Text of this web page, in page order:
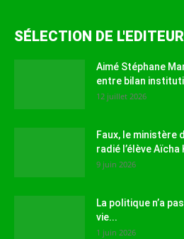
SÉLECTION DE L'EDITEUR
Aimé Stéphane
entre bilan
12 juillet 2026
Faux, le ministère
radié l’élève Aïcha
9 juin 2026
La politique n’a
vie...
1 juin 2026